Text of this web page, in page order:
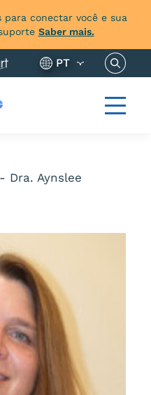
para conectar você e sua
Saber mais.
PT
Dra. Aynslee